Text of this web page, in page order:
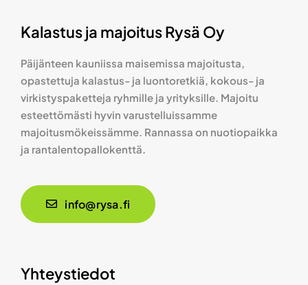
Kalastus ja majoitus Rysä Oy
Päijänteen kauniissa maisemissa majoitusta,
opastettuja kalastus- ja luontoretkiä, kokous- ja
virkistyspaketteja ryhmille ja yrityksille. Majoitu
esteettömästi hyvin varustelluissamme
majoitusmökeissämme. Rannassa on nuotiopaikka
ja rantalentopallokenttä.
info@rysa.fi
Yhteystiedot